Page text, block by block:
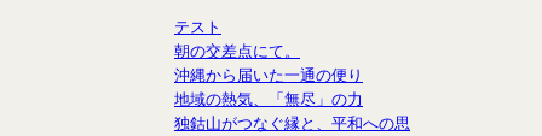
r
k
n
o
n
a
m
テスト
朝の交差点にて。
沖縄から届いた一通の便り
地域の熱気、「無尽」の力
独鈷山がつなぐ縁と、平和への思